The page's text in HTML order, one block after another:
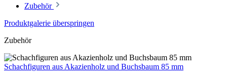
Zubehör
Produktgalerie überspringen
Zubehör
Schachfiguren aus Akazienholz und Buchsbaum 85 mm